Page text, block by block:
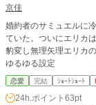
京佳
婚約者のサミュエルに
ていた。ついにエリカ
豹変し無理矢理エリカの純潔を奪った。 嫌われ
ゆるゆる設定
恋愛 完結 ｼｮｰﾄｼｮｰﾄ
24h.ポイント 63pt